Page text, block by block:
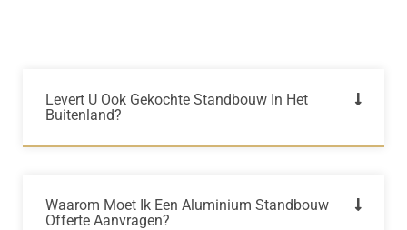
Levert U Ook Gekochte Standbouw In Het
Buitenland?
Waarom Moet Ik Een Aluminium Standbouw
Offerte Aanvragen?